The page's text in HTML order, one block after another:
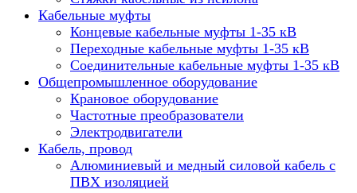
Кабельные муфты
Концевые кабельные муфты 1-35 кВ
Переходные кабельные муфты 1-35 кВ
Соединительные кабельные муфты 1-35 кВ
Общепромышленное оборудование
Крановое оборудование
Частотные преобразователи
Электродвигатели
Кабель, провод
Алюминиевый и медный силовой кабель с
ПВХ изоляцией